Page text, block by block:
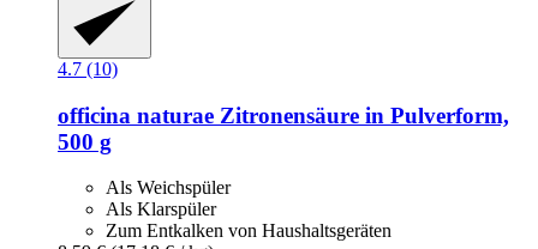
4.7 (10)
officina naturae Zitronensäure in Pulverform,
500 g
Als Weichspüler
Als Klarspüler
Zum Entkalken von Haushaltsgeräten